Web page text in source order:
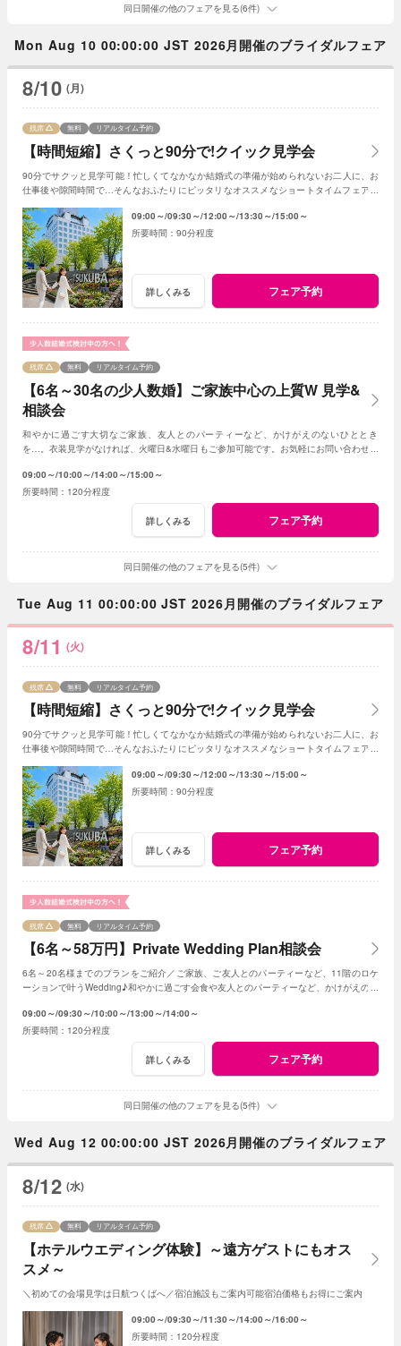
同日開催の他のフェアを見る(6件)
Mon Aug 10 00:00:00 JST 2026月開催のブライダルフェア
8/10 (月)
【時間短縮】さくっと90分で!クイック見学会
残席 無料 リアルタイム予約
90分でサクッと見学可能！忙しくてなかなか結婚式の準備が始められないお二人に、お
仕事後や隙間時間で…そんなおふたりにピッタリなオススメなショートタイムフェアで
09:00～ 09:30～ 12:00～ 13:30～ 15:00～
90分程度
詳しくみる フェア予約
【6名～30名の少人数婚】ご家族中心の上質W 見学&
相談会
残席 無料 リアルタイム予約
和やかに過ごす大切なご家族、友人とのパーティーなど、かけがえのないひととき
を…。衣装見学がなければ、火曜日&水曜日もご参加可能です。お気軽にお問い合わせく
09:00～ 10:00～ 14:00～ 15:00～
120分程度
詳しくみる フェア予約
同日開催の他のフェアを見る(5件)
Tue Aug 11 00:00:00 JST 2026月開催のブライダルフェア
8/11 (火)
【時間短縮】さくっと90分で!クイック見学会
残席 無料 リアルタイム予約
90分でサクッと見学可能！忙しくてなかなか結婚式の準備が始められないお二人に、お
仕事後や隙間時間で…そんなおふたりにピッタリなオススメなショートタイムフェアで
09:00～ 09:30～ 12:00～ 13:30～ 15:00～
90分程度
詳しくみる フェア予約
【6名～58万円】Private Wedding Plan相談会
残席 無料 リアルタイム予約
6名～20名様までのプランをご紹介／ご家族、ご友人とのパーティーなど、11階のロケ
ーションで叶うWedding♪和やかに過ごす会食や友人とのパーティーなど、かけがえのな
09:00～ 09:30～ 10:00～ 13:00～ 14:00～
120分程度
詳しくみる フェア予約
同日開催の他のフェアを見る(5件)
Wed Aug 12 00:00:00 JST 2026月開催のブライダルフェア
8/12 (水)
【ホテルウエディング体験】～遠方ゲストにもオス
スメ～
残席 無料 リアルタイム予約
＼初めての会場見学は日航つくばへ／宿泊施設もご案内可能宿泊価格もお得にご案内
09:00～ 09:30～ 11:30～ 14:00～ 16:00～
120分程度